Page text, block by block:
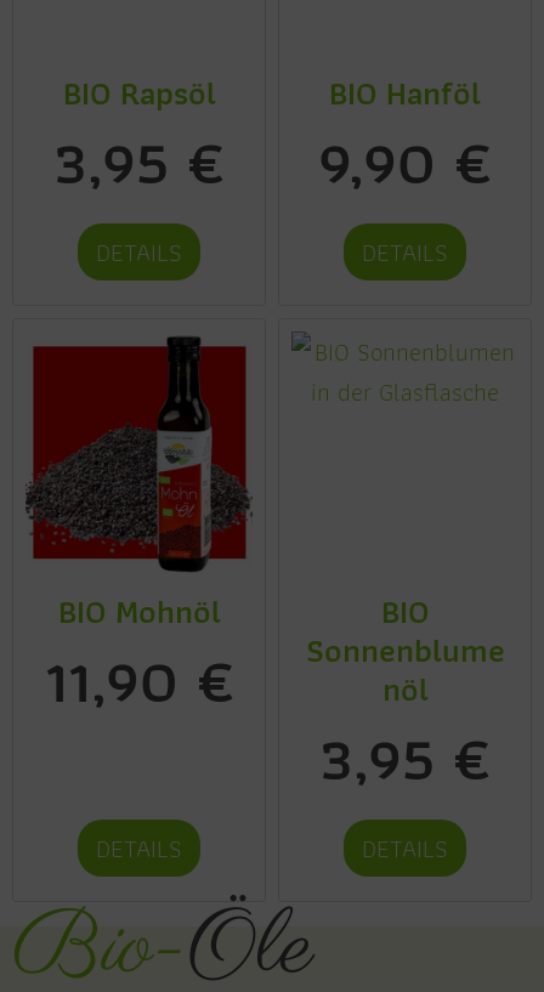
BIO Rapsöl
3,95 €
DETAILS
BIO Hanföl
9,90 €
DETAILS
BIO Mohnöl
11,90 €
DETAILS
BIO
Sonnenblume
nöl
3,95 €
DETAILS
Bio-Öle